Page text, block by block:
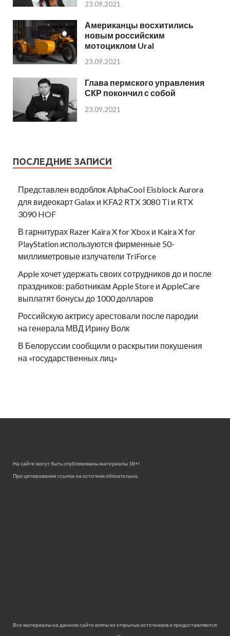
23.09.2021
Американцы восхитились
новым российским
мотоциклом Ural
23.09.2021
Глава пермского управления
СКР покончил с собой
23.09.2021
ПОСЛЕДНИЕ ЗАПИСИ
Представлен водоблок AlphaCool Eisblock Aurora
для видеокарт Galax и KFA2 RTX 3080 Ti и RTX
3090 HOF
В гарнитурах Razer Kaira X for Xbox и Kaira X for
PlayStation используются фирменные 50-
миллиметровые излучатели TriForce
Apple хочет удержать своих сотрудников до и после
праздников: работникам Apple Store и AppleCare
выплатят бонусы до 1000 долларов
Российскую актрису арестовали после пародии
на генерала МВД Ирину Волк
В Белоруссии сообщили о раскрытии покушения
на «государственных лиц»
На сайте могут быть опубликованы материалы 18+!
При цитировании ссылка на источник обязательна.
Все материалы на данном сайте взяты из открытых источников и предоставляются